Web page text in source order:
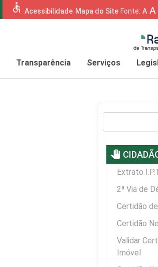
accessible Acessibilidade Mapa do Site Fonte: A A
Transparência Serviços
pan_tool
Extrato
2ª Via de
Certidão
Certidão
Validar
Imóvel